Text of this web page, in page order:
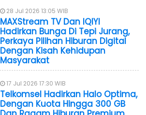
28 Jul 2026 13:05 WIB
MAXStream TV Dan IQIYI
Hadirkan Bunga Di Tepi Jurang,
Perkaya Pilihan Hiburan Digital
Dengan Kisah Kehidupan
Masyarakat
17 Jul 2026 17:30 WIB
Telkomsel Hadirkan Halo Optima,
Dengan Kuota Hingga 300 GB